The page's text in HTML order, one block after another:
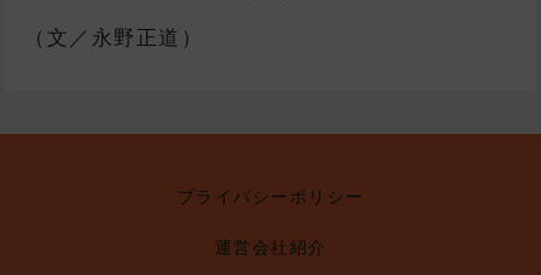
（文／永野正道）
プライバシーポリシー
運営会社紹介